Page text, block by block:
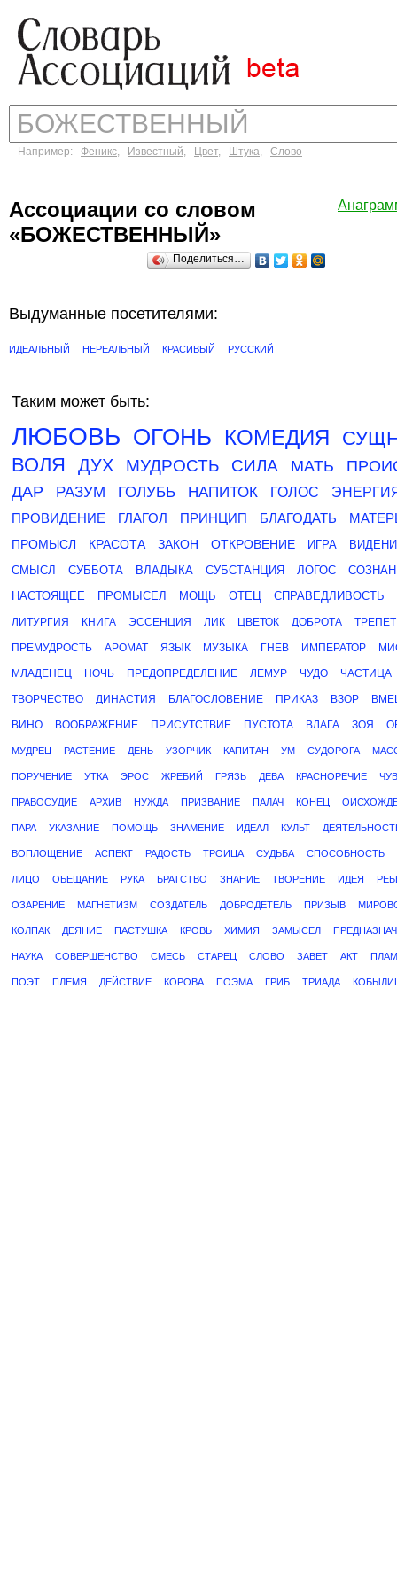
Например: Феникс, Известный, Цвет, Штука, Слово
Ассоциации со словом
«БОЖЕСТВЕННЫЙ»
Поделиться…
Выдуманные посетителями:
ИДЕАЛЬНЫЙ НЕРЕАЛЬНЫЙ КРАСИВЫЙ РУССКИЙ
Таким может быть:
ЛЮБОВЬ ОГОНЬ КОМЕДИЯ
ВОЛЯ
ДУХ МУДРОСТЬ СИЛА МАТЬ
ДАР
РАЗУМ ГОЛУБЬ НАПИТОК ГОЛОС
ПРОВИДЕНИЕ
ГЛАГОЛ ПРИНЦИП БЛАГОДАТЬ
ПРОМЫСЛ КРАСОТА ЗАКОН ОТКРОВЕНИЕ ИГРА
СМЫСЛ
СУББОТА ВЛАДЫКА СУБСТАНЦИЯ ЛОГОС
НАСТОЯЩЕЕ
ПРОМЫСЕЛ МОЩЬ ОТЕЦ СПРАВЕДЛИВОСТЬ
ЛИТУРГИЯ КНИГА ЭССЕНЦИЯ ЛИК ЦВЕТОК ДОБРОТА ТРЕПЕТ
ПРЕМУДРОСТЬ АРОМАТ ЯЗЫК МУЗЫКА ГНЕВ ИМПЕРАТОР
МЛАДЕНЕЦ НОЧЬ ПРЕДОПРЕДЕЛЕНИЕ ЛЕМУР ЧУДО ЧАСТИЦА
ТВОРЧЕСТВО ДИНАСТИЯ БЛАГОСЛОВЕНИЕ ПРИКАЗ ВЗОР
ВИНО ВООБРАЖЕНИЕ ПРИСУТСТВИЕ ПУСТОТА ВЛАГА ЗОЯ
МУДРЕЦ РАСТЕНИЕ ДЕНЬ УЗОРЧИК КАПИТАН УМ СУДОРОГА
ПОРУЧЕНИЕ УТКА ЭРОС ЖРЕБИЙ ГРЯЗЬ ДЕВА КРАСНОРЕЧИЕ
ПРАВОСУДИЕ АРХИВ НУЖДА ПРИЗВАНИЕ ПАЛАЧ КОНЕЦ
ПАРА УКАЗАНИЕ ПОМОЩЬ ЗНАМЕНИЕ ИДЕАЛ КУЛЬТ
ВОПЛОЩЕНИЕ АСПЕКТ РАДОСТЬ ТРОИЦА СУДЬБА СПОСОБНОСТЬ
ЛИЦО ОБЕЩАНИЕ РУКА БРАТСТВО ЗНАНИЕ ТВОРЕНИЕ ИДЕЯ
ОЗАРЕНИЕ МАГНЕТИЗМ СОЗДАТЕЛЬ ДОБРОДЕТЕЛЬ ПРИЗЫВ
КОЛПАК ДЕЯНИЕ ПАСТУШКА КРОВЬ ХИМИЯ ЗАМЫСЕЛ
НАУКА СОВЕРШЕНСТВО СМЕСЬ СТАРЕЦ СЛОВО ЗАВЕТ АКТ
ПОЭТ ПЛЕМЯ ДЕЙСТВИЕ КОРОВА ПОЭМА ГРИБ ТРИАДА